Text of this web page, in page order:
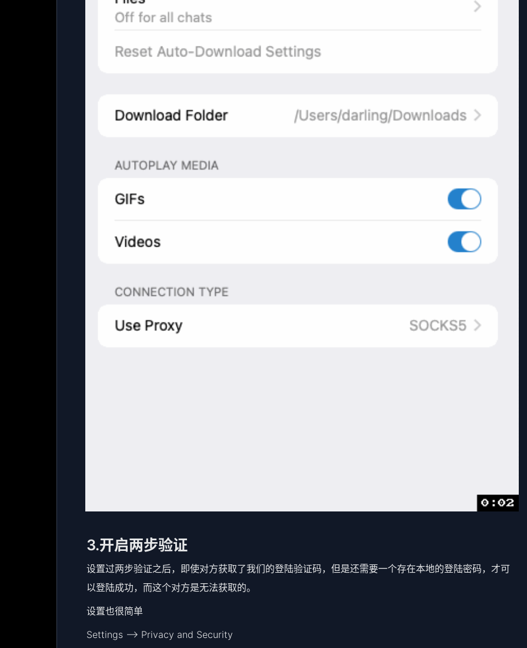
3.开启两步验证
设置过两步验证之后，即使对方获取了我们的登陆验证码，但是还需要一个存在本地的登陆密码，才可
以登陆成功，而这个对方是无法获取的。
设置也很简单
Settings –> Privacy and Security